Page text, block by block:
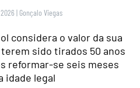
| Gonçalo Viegas
considera o valor da sua
sido tirados 50 anos
reformar-se seis meses
idade legal